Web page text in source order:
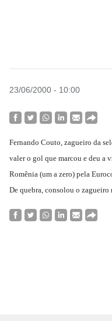
23/06/2000 - 10:00
Fernando Couto, zagueiro da
valer o gol que marcou e deu a
Romênia (um a zero) pela
De quebra, consolou o